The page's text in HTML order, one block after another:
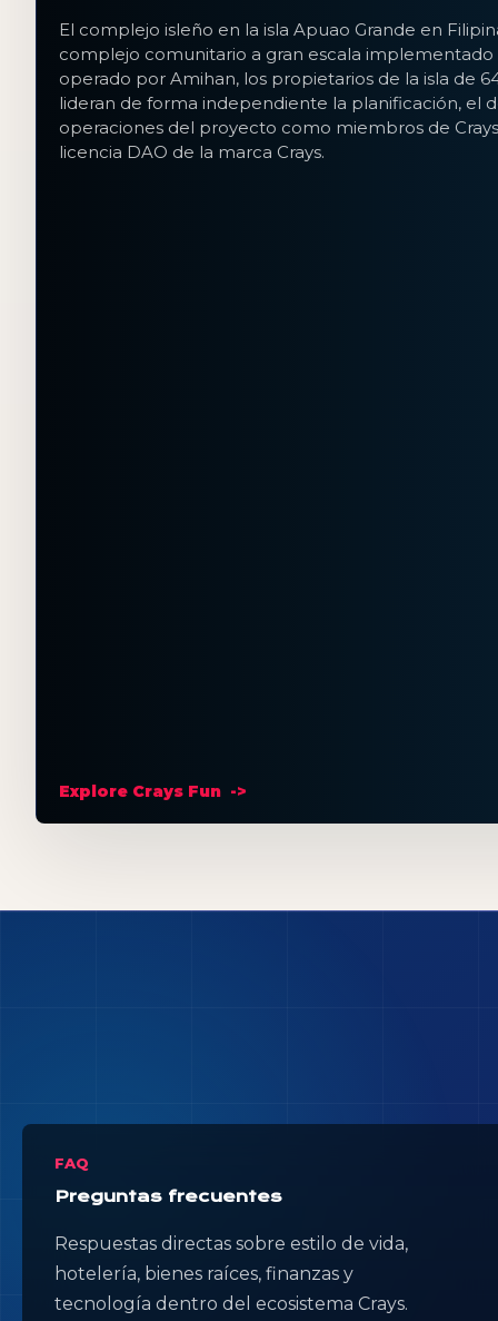
El complejo isleño en la isla Apuao Grande en
complejo comunitario a gran escala implementado
operado por Amihan, los propietarios de la isla de
lideran de forma independiente la planificación, el
operaciones del proyecto como miembros de
licencia DAO de la marca Crays.
Explore Crays Fun
FAQ
Preguntas frecuentes
Respuestas directas sobre estilo de vida,
hotelería, bienes raíces, finanzas y
tecnología dentro del ecosistema Crays.